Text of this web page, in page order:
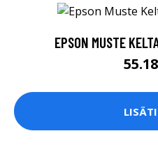
EPSON MUSTE